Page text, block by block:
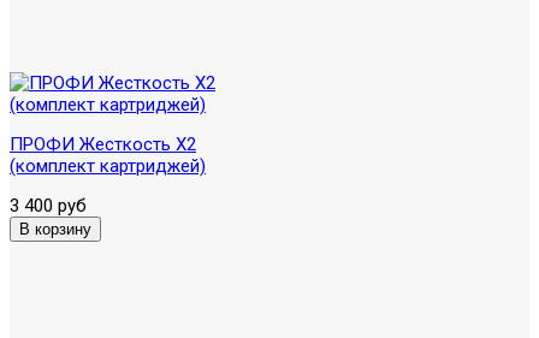
ПРОФИ Жесткость Х2
(комплект картриджей)
3 400 руб